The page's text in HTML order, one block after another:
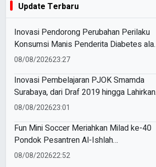
Update Terbaru
Inovasi Pendorong Perubahan Perilaku
Konsumsi Manis Penderita Diabetes ala
Mahasiswa Unesa
08/08/202623:27
Inovasi Pembelajaran PJOK Smamda
Surabaya, dari Draf 2019 hingga Lahirkan
Modul Gizi Digital
08/08/202623:01
Fun Mini Soccer Meriahkan Milad ke-40
Pondok Pesantren Al-Ishlah
Sendangagung
08/08/202622:52